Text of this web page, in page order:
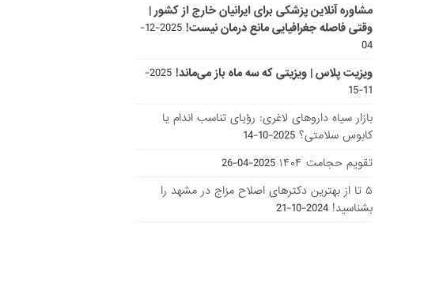
مشاوره آنلاین پزشکی برای ایرانیان خارج از کشور |
وقتی فاصله جغرافیایی مانع درمان نیست!
2025-12-
04
ویزیت پلاس | ویزیتی که سه ماه باز می‌ماند!
2025-
11-15
بازار سیاه داروهای لاغری: رؤیای تناسب اندام یا
کابوس سلامتی؟ 2025-10-14
تقویم حجامت ۱۴۰۴
2025-04-26
۵ تا از بهترین دکتر‌های اصلاح مزاج در مشهد را
بشناسید! 2024-10-21